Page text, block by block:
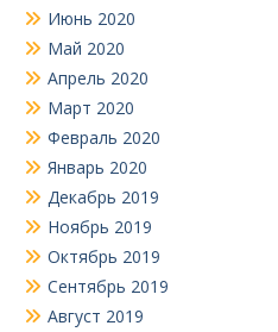
Июнь 2020
Май 2020
Апрель 2020
Март 2020
Февраль 2020
Январь 2020
Декабрь 2019
Ноябрь 2019
Октябрь 2019
Сентябрь 2019
Август 2019